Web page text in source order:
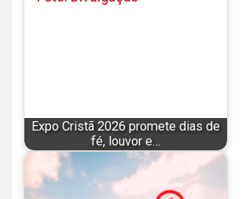
Expo Cristã 2026 promete dias de
fé, louvor e…